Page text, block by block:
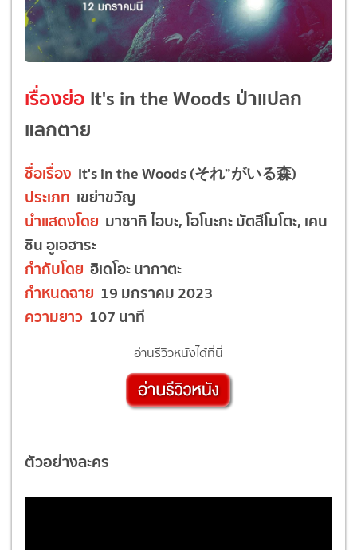
เรื่องย่อ It's in the Woods ป่าแปลก
แลกตาย
ชื่อเรื่อง It's in the Woods (それ”がいる森)
ประเภท เขย่าขวัญ
นำแสดงโดย มาซากิ ไอบะ, โอโนะกะ มัตสึโมโตะ, เคน
ชิน อูเอฮาระ
กำกับโดย ฮิเดโอะ นากาตะ
กำหนดฉาย 19 มกราคม 2023
ความยาว 107 นาที
อ่านรีวิวหนังได้ที่นี่
ตัวอย่างละคร